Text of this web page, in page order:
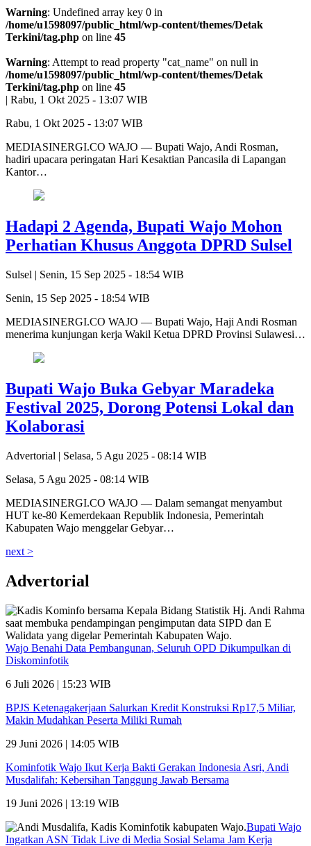
Warning: Undefined array key 0 in
/home/u1598097/public_html/wp-content/themes/Detak
Terkini/tag.php on line 45
Warning: Attempt to read property "cat_name" on null in
/home/u1598097/public_html/wp-content/themes/Detak
Terkini/tag.php on line 45
| Rabu, 1 Okt 2025 - 13:07 WIB
Rabu, 1 Okt 2025 - 13:07 WIB
MEDIASINERGI.CO WAJO — Bupati Wajo, Andi Rosman,
hadiri upacara peringatan Hari Kesaktian Pancasila di Lapangan
Kantor…
Hadapi 2 Agenda, Bupati Wajo Mohon
Perhatian Khusus Anggota DPRD Sulsel
Sulsel | Senin, 15 Sep 2025 - 18:54 WIB
Senin, 15 Sep 2025 - 18:54 WIB
MEDIASINERGI.CO WAJO — Bupati Wajo, Haji Andi Rosman
menerima kunjungan kerja Wakil Ketua DPRD Provinsi Sulawesi…
Bupati Wajo Buka Gebyar Maradeka
Festival 2025, Dorong Potensi Lokal dan
Kolaborasi
Advertorial | Selasa, 5 Agu 2025 - 08:14 WIB
Selasa, 5 Agu 2025 - 08:14 WIB
MEDIASINERGI.CO WAJO — Dalam semangat menyambut
HUT ke-80 Kemerdekaan Republik Indonesia, Pemerintah
Kabupaten Wajo menggelar Gebyar…
next >
Advertorial
Wajo Benahi Data Pembangunan, Seluruh OPD Dikumpulkan di
Diskominfotik
6 Juli 2026 | 15:23 WIB
BPJS Ketenagakerjaan Salurkan Kredit Konstruksi Rp17,5 Miliar,
Makin Mudahkan Peserta Miliki Rumah
29 Juni 2026 | 14:05 WIB
Kominfotik Wajo Ikut Kerja Bakti Gerakan Indonesia Asri, Andi
Musdalifah: Kebersihan Tanggung Jawab Bersama
19 Juni 2026 | 13:19 WIB
Bupati Wajo
Ingatkan ASN Tidak Live di Media Sosial Selama Jam Kerja